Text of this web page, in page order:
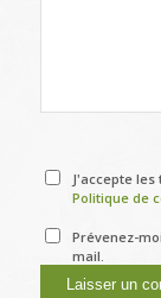
J'accepte
Politique de
Prévenez-
mail.